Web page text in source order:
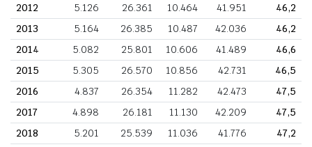
2012
5.126 26.361 10.464 41.951
46,2
2013
5.164 26.385 10.487 42.036
46,2
2014
5.082 25.801 10.606 41.489
46,6
2015
5.305 26.570 10.856 42.731
46,5
2016
4.837 26.354 11.282 42.473
47,5
2017
4.898 26.181 11.130 42.209
47,5
2018
5.201 25.539 11.036 41.776
47,2